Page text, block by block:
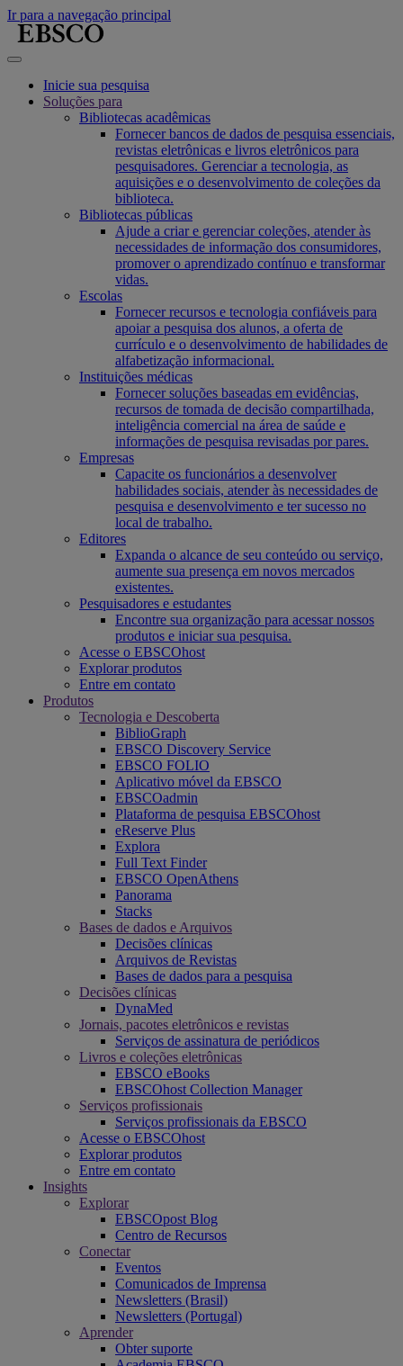
Ir para a navegação principal
Inicie sua pesquisa
Soluções para
Bibliotecas acadêmicas
Fornecer bancos de dados de pesquisa essenciais,
revistas eletrônicas e livros eletrônicos para
pesquisadores. Gerenciar a tecnologia, as
aquisições e o desenvolvimento de coleções da
biblioteca.
Bibliotecas públicas
Ajude a criar e gerenciar coleções, atender às
necessidades de informação dos consumidores,
promover o aprendizado contínuo e transformar
vidas.
Escolas
Fornecer recursos e tecnologia confiáveis para
apoiar a pesquisa dos alunos, a oferta de
currículo e o desenvolvimento de habilidades de
alfabetização informacional.
Instituições médicas
Fornecer soluções baseadas em evidências,
recursos de tomada de decisão compartilhada,
inteligência comercial na área de saúde e
informações de pesquisa revisadas por pares.
Empresas
Capacite os funcionários a desenvolver
habilidades sociais, atender às necessidades de
pesquisa e desenvolvimento e ter sucesso no
local de trabalho.
Editores
Expanda o alcance de seu conteúdo ou serviço,
aumente sua presença em novos mercados
existentes.
Pesquisadores e estudantes
Encontre sua organização para acessar nossos
produtos e iniciar sua pesquisa.
Acesse o EBSCOhost
Explorar produtos
Entre em contato
Produtos
Tecnologia e Descoberta
BiblioGraph
EBSCO Discovery Service
EBSCO FOLIO
Aplicativo móvel da EBSCO
EBSCOadmin
Plataforma de pesquisa EBSCOhost
eReserve Plus
Explora
Full Text Finder
EBSCO OpenAthens
Panorama
Stacks
Bases de dados e Arquivos
Decisões clínicas
Arquivos de Revistas
Bases de dados para a pesquisa
Decisões clínicas
DynaMed
Jornais, pacotes eletrônicos e revistas
Serviços de assinatura de periódicos
Livros e coleções eletrônicas
EBSCO eBooks
EBSCOhost Collection Manager
Serviços profissionais
Serviços profissionais da EBSCO
Acesse o EBSCOhost
Explorar produtos
Entre em contato
Insights
Explorar
EBSCOpost Blog
Centro de Recursos
Conectar
Eventos
Comunicados de Imprensa
Newsletters (Brasil)
Newsletters (Portugal)
Aprender
Obter suporte